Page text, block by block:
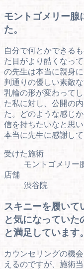
モントゴメリー腺
た。
自分で何とかできる
た目がより酷くなっ
の先生は本当に親身
判通りの優しい素敵
乳輪の形が変わって
た私に対し、公開の
た。どのような感じ
信を持ちたいなと思
本当に先生に感謝して
受けた施術
モントゴメリー
店舗
渋谷院
スキニーを履いて
と気になっていた
と満足しています。
カウンセリングの機
えるのですが、施術